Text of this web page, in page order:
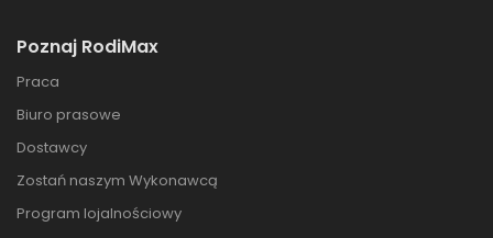
Poznaj RodiMax
Praca
Biuro prasowe
Dostawcy
Zostań naszym Wykonawcą
Program lojalnościowy